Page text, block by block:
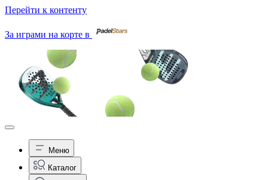
Перейти к контенту
За играми на корте в
Меню
Каталог